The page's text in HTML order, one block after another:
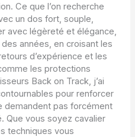
Ce que l’on recherche
un dos fort, souple,
avec légèreté et élégance,
années, en croisant les
d’expérience et les
les protections
Back on Track, j’ai
pour renforcer
demandent pas forcément
Que vous soyez cavalier
techniques vous